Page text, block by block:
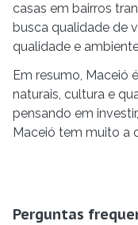
casas em bairros
busca qualidade de
qualidade e
Em resumo, Maceió
naturais, cultura e
pensando em
Maceió tem muito a
Perguntas